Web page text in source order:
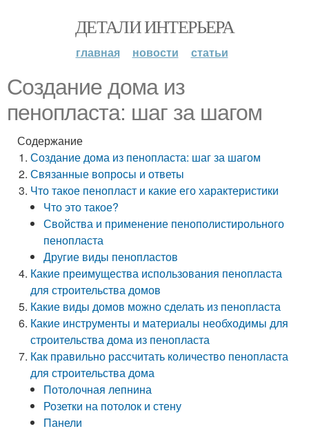
ДЕТАЛИ ИНТЕРЬЕРА
главная новости статьи
Создание дома из
пенопласта: шаг за шагом
Содержание
Создание дома из пенопласта: шаг за шагом
Связанные вопросы и ответы
Что такое пенопласт и какие его характеристики
Что это такое?
Свойства и применение пенополистирольного
пенопласта
Другие виды пенопластов
Какие преимущества использования пенопласта
для строительства домов
Какие виды домов можно сделать из пенопласта
Какие инструменты и материалы необходимы для
строительства дома из пенопласта
Как правильно рассчитать количество пенопласта
для строительства дома
Потолочная лепнина
Розетки на потолок и стену
Панели